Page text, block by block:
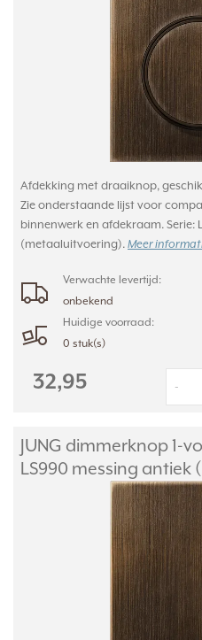
Afdekking met draaiknop,
Zie onderstaande lijst voor
binnenwerk en afdekraam. Serie:
(metaaluitvoering). Meer
Verwachte levertijd:
onbekend
Huidige voorraad:
0 stuk(s)
32,95 -
JUNG dimmerknop 1-
LS990 messing antiek